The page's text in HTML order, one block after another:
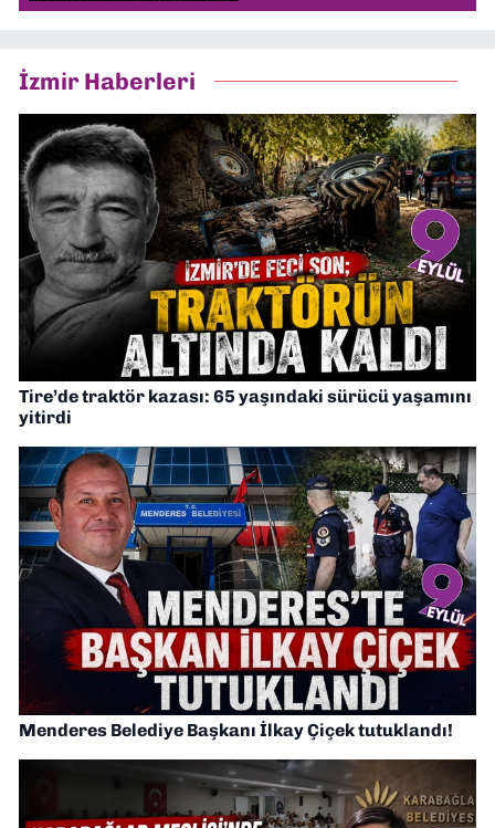
İzmir Haberleri
Tire’de traktör kazası: 65 yaşındaki sürücü yaşamını
yitirdi
Menderes Belediye Başkanı İlkay Çiçek tutuklandı!